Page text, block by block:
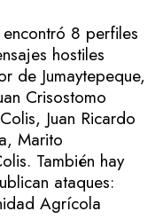
8 perfiles
hostiles
de Jumaytepeque,
Crisostomo
Juan Ricardo
Marito
También hay
ataques:
Agrícola